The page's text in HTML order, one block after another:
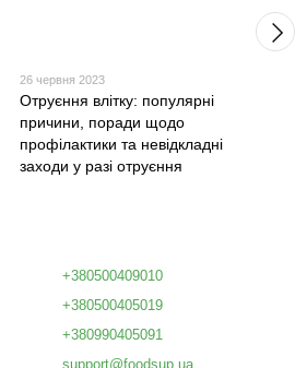
26 червня 2023
Отруєння влітку: популярні
причини, поради щодо
профілактики та невідкладні
заходи у разі отруєння
+380500409010
+380500405019
+380990405091
support@foodsup.ua